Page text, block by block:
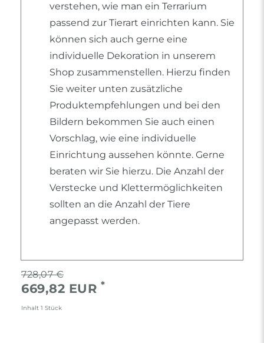
verstehen, wie man ein Terrarium
passend zur Tierart einrichten kann. Sie
können sich auch gerne eine
individuelle Dekoration in unserem
Shop zusammenstellen. Hierzu finden
Sie weiter unten zusätzliche
Produktempfehlungen und bei den
Bildern bekommen Sie auch einen
Vorschlag, wie eine individuelle
Einrichtung aussehen könnte. Gerne
beraten wir Sie hierzu. Die Anzahl der
Verstecke und Klettermöglichkeiten
sollten an die Anzahl der Tiere
angepasst werden.
728,07 €
669,82 EUR *
Inhalt 1 Stück